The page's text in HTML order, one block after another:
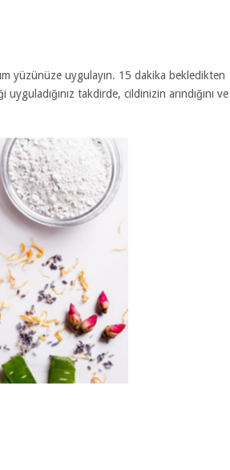
yüzünüze uygulayın. 15 dakika bekledikten
takdirde, cildinizin arındığını ve